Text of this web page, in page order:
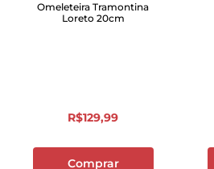
Omeleteira Tramontina
Loreto 20cm
R$129,99
Comprar